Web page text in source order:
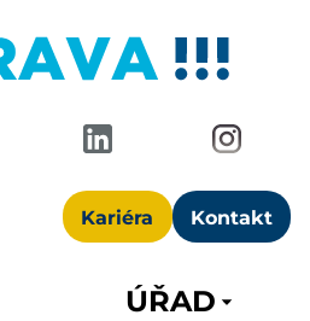
Kariéra Kontakt
ÚŘAD